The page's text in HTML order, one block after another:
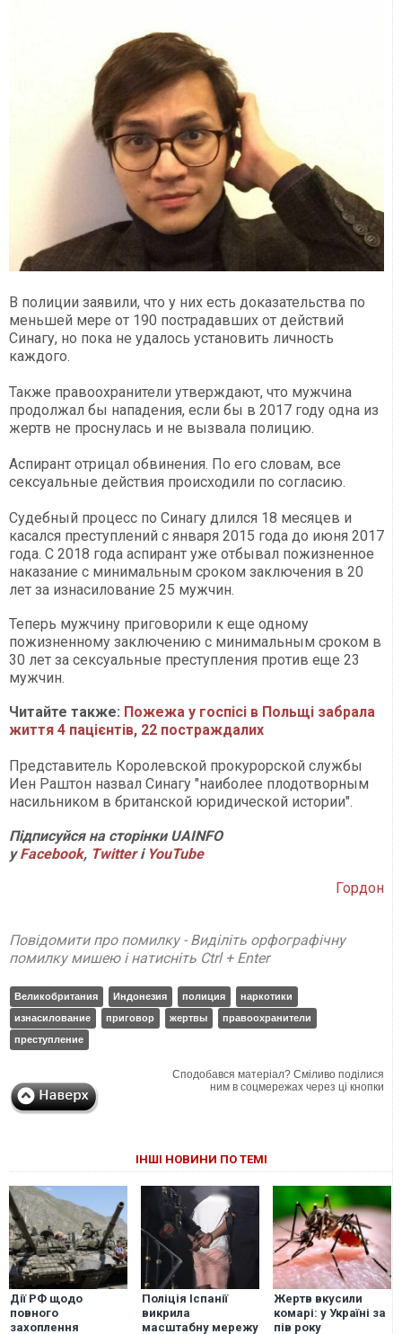
В полиции заявили, что у них есть доказательства по
меньшей мере от 190 пострадавших от действий
Синагу, но пока не удалось установить личность
каждого.
Также правоохранители утверждают, что мужчина
продолжал бы нападения, если бы в 2017 году одна из
жертв не проснулась и не вызвала полицию.
Аспирант отрицал обвинения. По его словам, все
сексуальные действия происходили по согласию.
Судебный процесс по Синагу длился 18 месяцев и
касался преступлений с января 2015 года до июня 2017
года. С 2018 года аспирант уже отбывал пожизненное
наказание с минимальным сроком заключения в 20
лет за изнасилование 25 мужчин.
Теперь мужчину приговорили к еще одному
пожизненному заключению с минимальным сроком в
30 лет за сексуальные преступления против еще 23
мужчин.
Читайте также: Пожежа у госпісі в Польщі забрала
життя 4 пацієнтів, 22 постраждалих
Представитель Королевской прокурорской службы
Иен Раштон назвал Синагу "наиболее плодотворным
насильником в британской юридической истории".
Підписуйся на сторінки UAINFO
уFacebook, Twitterі YouTube
Гордон
Повідомити про помилку - Виділіть орфографічну
помилку мишею і натисніть Ctrl + Enter
Великобритания Индонезия полиция
наркотики
изнасилование
приговор жертвы
правоохранители
преступление
Сподобався матеріал? Сміливо поділися
ним в соцмережах через ці кнопки
ІНШІ НОВИНИ ПО ТЕМІ
Дії РФ щодо
повного
захоплення
Поліція Іспанії
викрила
масштабну мережу
Жертв вкусили
комарі: у Україні за
пів року